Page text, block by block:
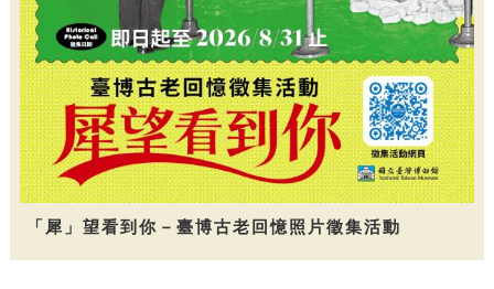
「犀」望看到你－臺博古老回憶照片徵集活動